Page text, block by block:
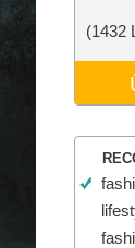
Video Editing Services
(1432